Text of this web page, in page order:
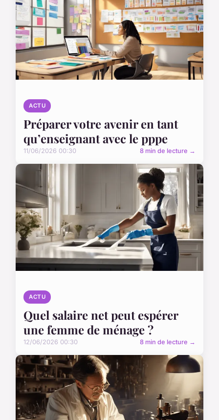
ACTU
Préparer votre avenir en tant
qu’enseignant avec le pppe
11/06/2026 00:30 8 min de lecture →
ACTU
Quel salaire net peut espérer
une femme de ménage ?
12/06/2026 00:30 8 min de lecture →